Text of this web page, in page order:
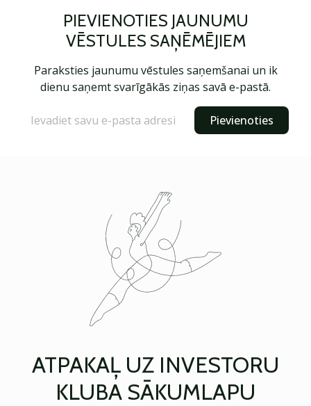
PIEVIENOTIES JAUNUMU
VĒSTULES SAŅĒMĒJIEM
Paraksties jaunumu vēstules saņemšanai un ik
dienu saņemt svarīgākās ziņas savā e-pastā.
Pievienoties
ATPAKAĻ UZ INVESTORU
KLUBA SĀKUMLAPU